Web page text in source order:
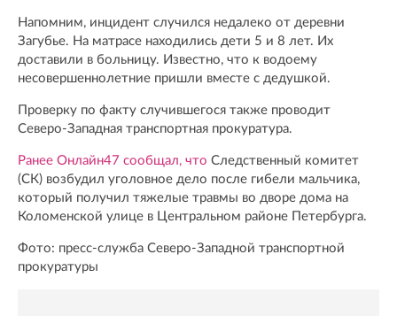
Напомним, инцидент случился недалеко от деревни
Загубье. На матрасе находились дети 5 и 8 лет. Их
доставили в больницу. Известно, что к водоему
несовершеннолетние пришли вместе с дедушкой.
Проверку по факту случившегося также проводит
Северо-Западная транспортная прокуратура.
Ранее Онлайн47 сообщал, что Следственный комитет
(СК) возбудил уголовное дело после гибели мальчика,
который получил тяжелые травмы во дворе дома на
Коломенской улице в Центральном районе Петербурга.
Фото: пресс-служба Северо-Западной транспортной
прокуратуры